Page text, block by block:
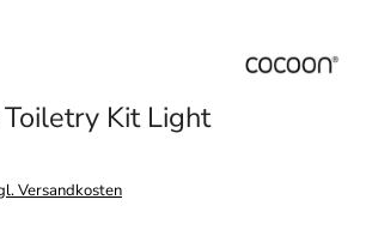
Kit Light
Versandkosten